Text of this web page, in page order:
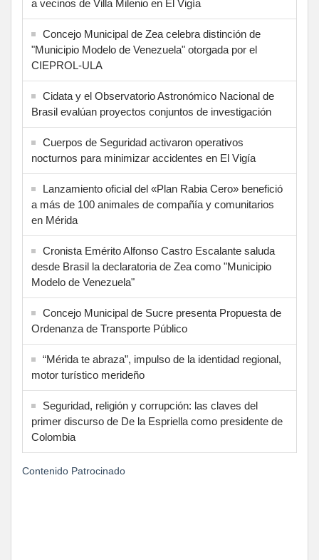
a vecinos de Villa Milenio en El Vigía
Concejo Municipal de Zea celebra distinción de
"Municipio Modelo de Venezuela" otorgada por el
CIEPROL-ULA
Cidata y el Observatorio Astronómico Nacional de
Brasil evalúan proyectos conjuntos de investigación
Cuerpos de Seguridad activaron operativos
nocturnos para minimizar accidentes en El Vigía
Lanzamiento oficial del «Plan Rabia Cero» benefició
a más de 100 animales de compañía y comunitarios
en Mérida
Cronista Emérito Alfonso Castro Escalante saluda
desde Brasil la declaratoria de Zea como "Municipio
Modelo de Venezuela"
Concejo Municipal de Sucre presenta Propuesta de
Ordenanza de Transporte Público
“Mérida te abraza”, impulso de la identidad regional,
motor turístico merideño
Seguridad, religión y corrupción: las claves del
primer discurso de De la Espriella como presidente de
Colombia
Contenido Patrocinado